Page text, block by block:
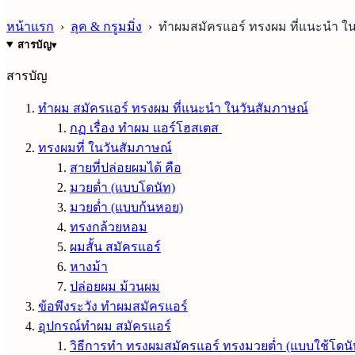
หน้าแรก › ลุค & กรูมมิ่ง › ทำผมสมัครแอร์ ทรงผม ที่แนะนำ
สารบัญ▾
สารบัญ
ทำผม สมัครแอร์ ทรงผม ที่แนะนำ ในวันสัมภาษณ์
กฏ เรื่อง ทำผม แอร์โฮสเตส
ทรงผมที่ ในวันสัมภาษณ์
สายที่ปล่อยผมได้ คือ
มวยต่ำ (แบบโดนัท)
มวยต่ำ (แบบก้นหอย)
ทรงกล้วยหอม
ผมสั้น สมัครแอร์
หางม้า
ปล่อยผม ม้วนผม
ข้อพึงระวัง ทำผมสมัครแอร์
อุปกรณ์ทำผม สมัครแอร์
วิธีการทำ ทรงผมสมัครแอร์ ทรงมวยต่ำ (แบบใช้โด